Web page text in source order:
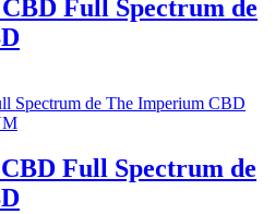
Full Spectrum de
Full Spectrum de